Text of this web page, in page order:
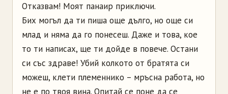
Отказвам! Моят панаир приключи.
Бих могъл да ти пиша още дълго, но още си
млад и няма да го понесеш. Даже и това, кое
то ти написах, ще ти дойде в повече. Остани
си със здраве! Убий колкото от братята си
можеш, клети племеннико – мръсна работа, но
не е по твоя вина. Опитай се поне да се